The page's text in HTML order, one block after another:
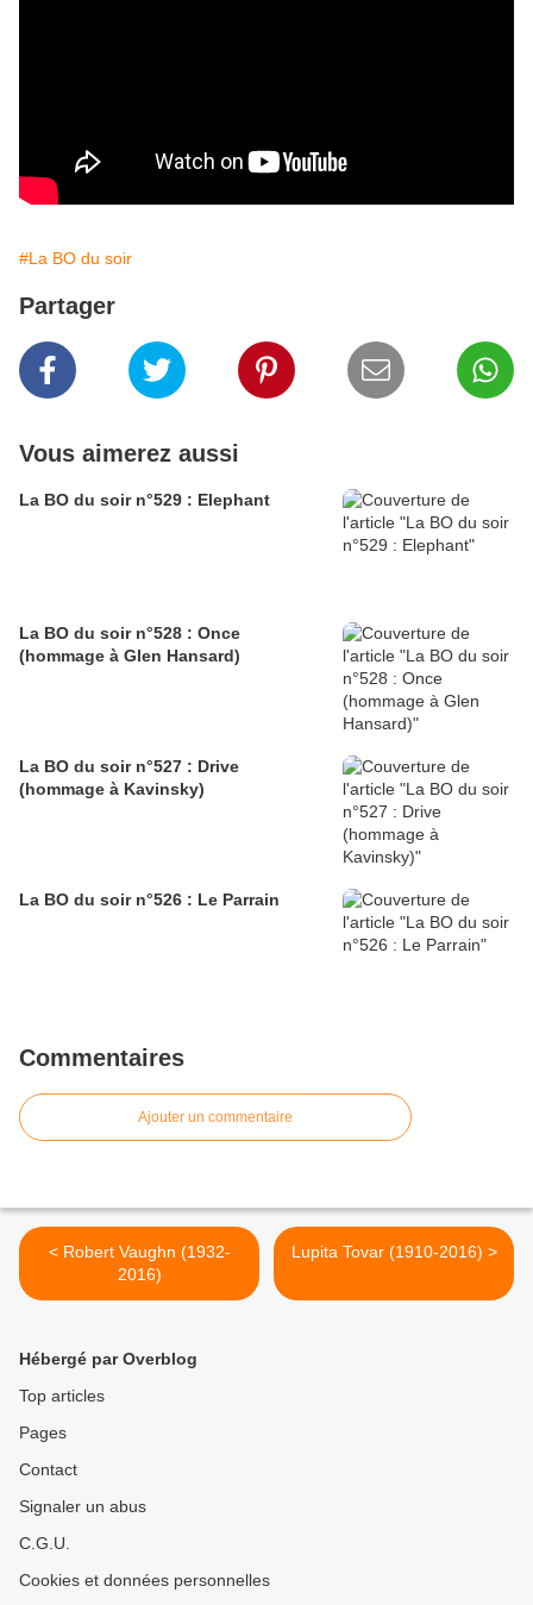
#La BO du soir
Partager
Vous aimerez aussi
La BO du soir n°529 : Elephant
La BO du soir n°528 : Once
(hommage à Glen Hansard)
La BO du soir n°527 : Drive
(hommage à Kavinsky)
La BO du soir n°526 : Le Parrain
Commentaires
Ajouter un commentaire
< Robert Vaughn (1932-
2016)
Lupita Tovar (1910-2016) >
Hébergé par Overblog
Top articles
Pages
Contact
Signaler un abus
C.G.U.
Cookies et données personnelles